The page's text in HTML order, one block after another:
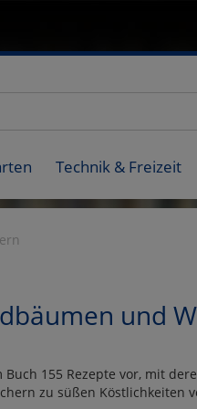
Technik & Freizeit
und
155 Rezepte vor, mit
zu süßen Köstlichkeiten